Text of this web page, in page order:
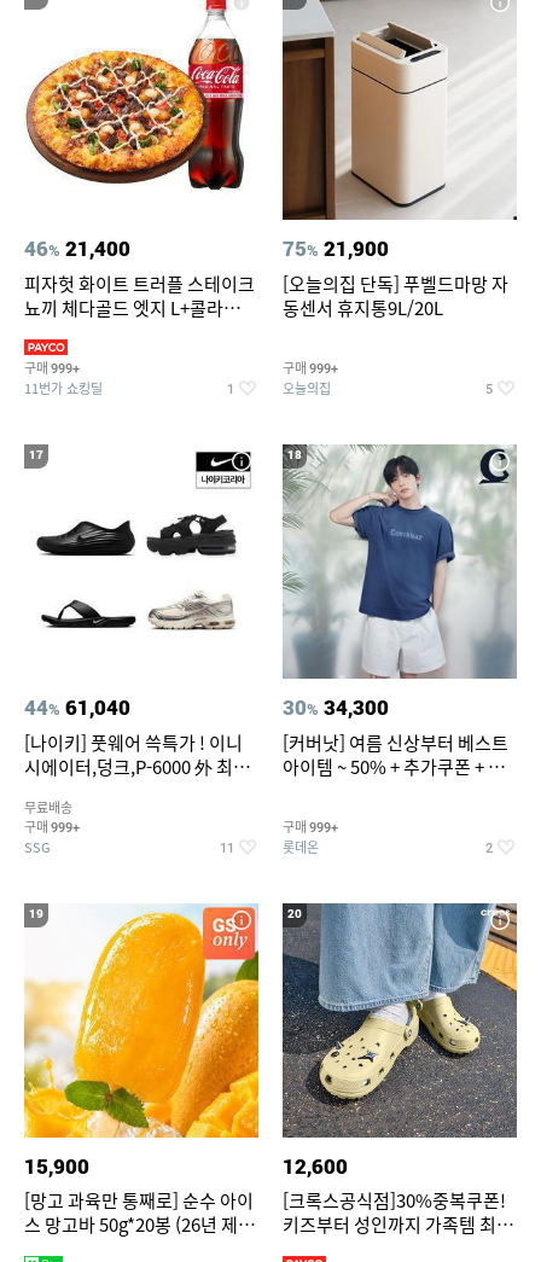
46% 21,400
피자헛 화이트 트러플 스테이크
뇨끼 체다골드 엣지 L+콜라
구매 999+
11번가 쇼킹딜 1
75% 21,900
[오늘의집 단독] 푸벨드마망 자
동센서 휴지통9L/20L
구매 999+
오늘의집 5
17
44% 61,040
[나이키] 풋웨어 쓱특가 ! 이니
시에이터,덩크,P-6000 外 최대
무료배송
구매 999+
SSG 11
18
30% 34,300
[커버낫] 여름 신상부터 베스트
아이템 ~ 50% + 추가쿠폰 + 카
구매 999+
롯데온 2
19
15,900
[망고 과육만 통째로] 순수 아이
스 망고바 50g*20봉 (26년 제
20
12,600
[크록스공식점]30%중복쿠폰!
키즈부터 성인까지 가족템 최대